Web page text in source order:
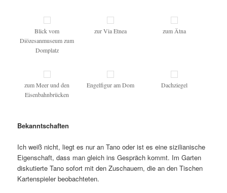
Blick vom
Diözesanmuseum zum
Domplatz
zur Via Etnea zum Ätna
zum Meer und den
Eisenbahnbrücken
Engelfigur am Dom Dachziegel
Bekanntschaften
Ich weiß nicht, liegt es nur an Tano oder ist es eine sizilianische
Eigenschaft, dass man gleich ins Gespräch kommt. Im Garten
diskutierte Tano sofort mit den Zuschauern, die an den Tischen
Kartenspieler beobachteten.